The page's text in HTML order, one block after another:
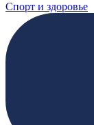
Спорт и здоровье